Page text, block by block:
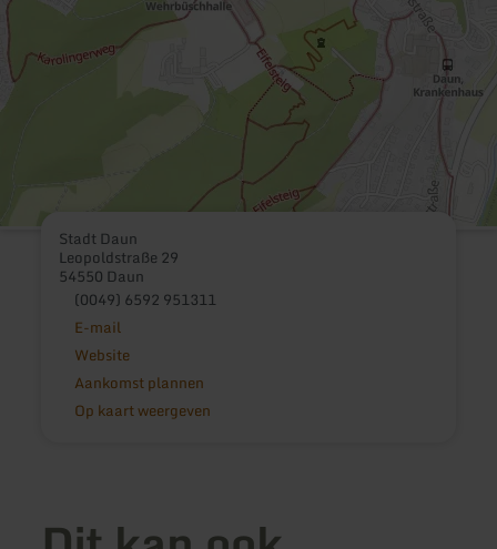
Stadt Daun
Leopoldstraße 29
54550 Daun
(0049) 6592 951311
E-mail
Website
Aankomst plannen
Op kaart weergeven